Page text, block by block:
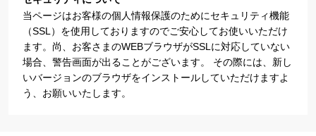
当ページはお客様の個人情報保護のためにセキュリティ機能
（SSL）を使用しておりますのでご安心してお使いいただけ
ます。尚、お客さまのWEBブラウザがSSLに対応していない
場合、警告画面が出ることがございます。 その際には、新し
いバージョンのブラウザをインストールしていただけますよ
う、お願いいたします。